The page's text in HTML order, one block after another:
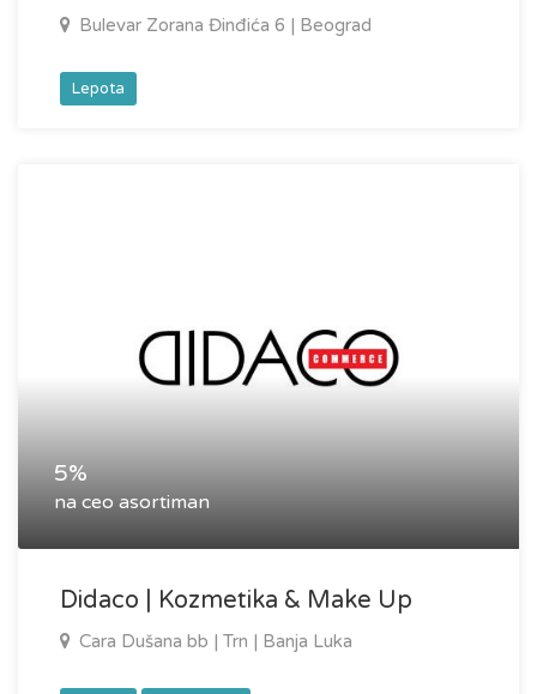
Bulevar Zorana Đinđića 6 | Beograd
Lepota
5%
na ceo asortiman
Didaco | Kozmetika & Make Up
Cara Dušana bb | Trn | Banja Luka